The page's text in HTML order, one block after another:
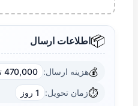
📦اطلاعات ارسال
💰هزینه ارسال: 470,000 تومان
⏱️زمان تحویل: 1 روز